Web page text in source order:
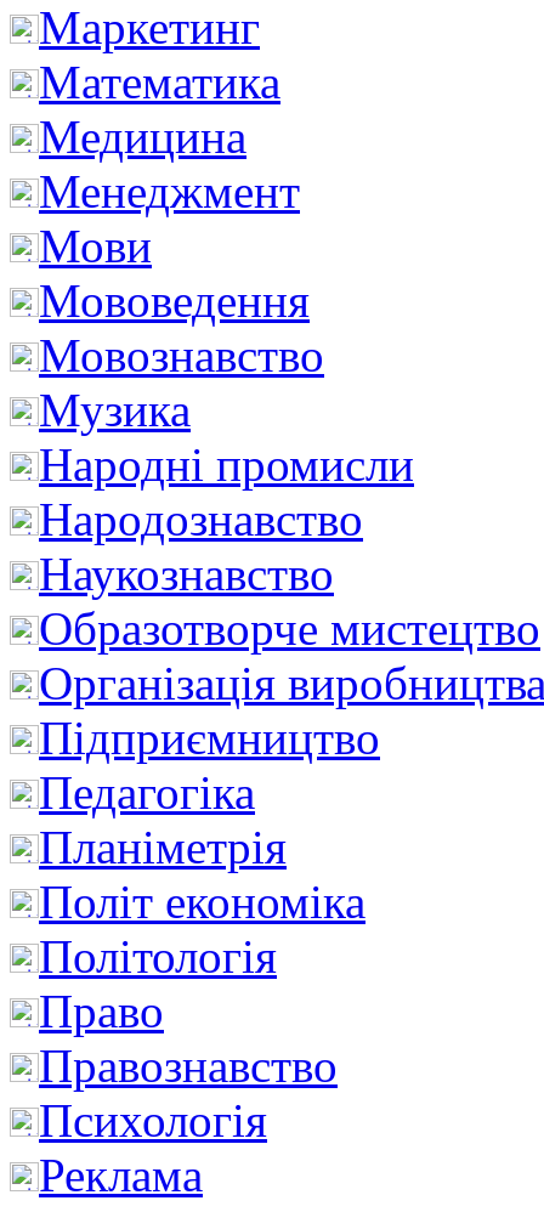
Маркетинг
Математика
Медицина
Менеджмент
Мови
Мововедення
Мовознавство
Музика
Народні промисли
Народознавство
Наукознавство
Образотворче мистецтво
Організація
Підприємництво
Педагогіка
Планіметрія
Політ економіка
Політологія
Право
Правознавство
Психологія
Реклама